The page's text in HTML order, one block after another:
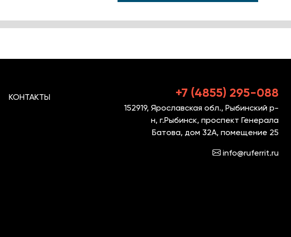
КОНТАКТЫ +7 (4855) 295-088
152919, Ярославская обл., Рыбинский р-
н, г.Рыбинск, проспект Генерала
Батова, дом 32А, помещение 25
info@ruferrit.ru